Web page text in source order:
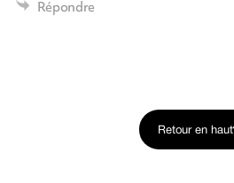
Répondre
Retour en haut